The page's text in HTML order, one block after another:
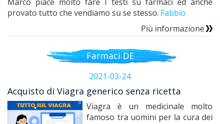
provato tutto che vendiamo su se stesso. Fabbio
Più informazione
Farmaci DE
2021-03-24
Acquisto di Viagra generico senza ricetta
Viagra è un medicinale molto
famoso tra uomini per la cura dei